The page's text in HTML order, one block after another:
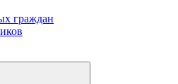
граждан